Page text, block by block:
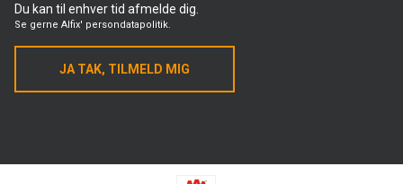
Du kan til enhver tid afmelde dig.
Se gerne Alfix' persondatapolitik.
JA TAK, TILMELD MIG